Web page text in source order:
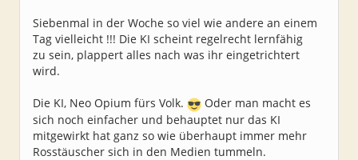
Siebenmal in der Woche so viel wie andere an einem
Tag vielleicht !!! Die KI scheint regelrecht lernfähig
zu sein, plappert alles nach was ihr eingetrichtert
wird.
Die KI, Neo Opium fürs Volk.
Oder man macht es
sich noch einfacher und behauptet nur das KI
mitgewirkt hat ganz so wie überhaupt immer mehr
Rosstäuscher sich in den Medien tummeln.